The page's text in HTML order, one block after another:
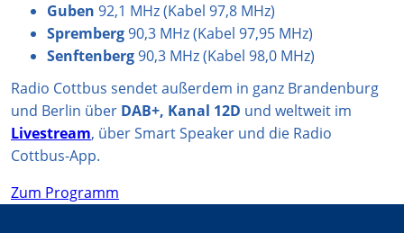
Guben 92,1 MHz (Kabel 97,8 MHz)
Spremberg90,3 MHz (Kabel 97,95 MHz)
Senftenberg90,3 MHz (Kabel 98,0 MHz)
Radio Cottbus sendet außerdem in ganz Brandenburg
und Berlin über DAB+, Kanal 12D und weltweit im
Livestream, über Smart Speaker und die Radio
Cottbus-App.
Zum Programm